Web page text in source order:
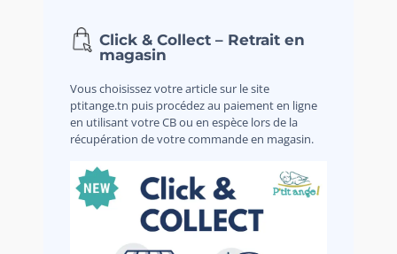
Click & Collect – Retrait en
magasin
Vous choisissez votre article sur le site
ptitange.tn puis procédez au paiement en ligne
en utilisant votre CB ou en espèce lors de la
récupération de votre commande en magasin.